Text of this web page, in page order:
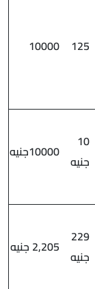
125
10000
10
جنيه 10000جنيه
229
جنيه 2,205 جنيه